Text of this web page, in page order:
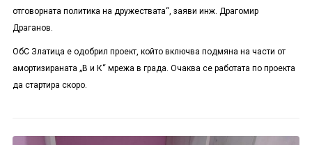
отговорната политика на дружествата“, заяви инж. Драгомир
Драганов.
ОбС Златица е одобрил проект, който включва подмяна на части от
амортизираната „В и К“ мрежа в града. Очаква се работата по проекта
да стартира скоро.